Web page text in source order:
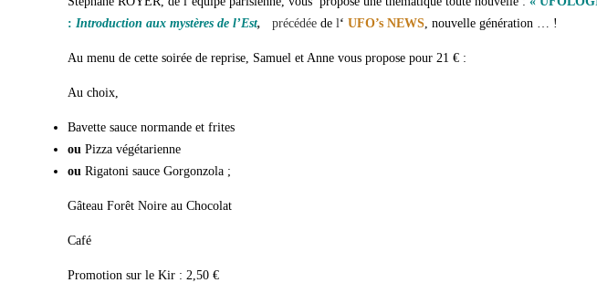
: Introduction aux mystères de l’Est, précédée de l‘ UFO’s NEWS, nouvelle génération … !
Au menu de cette soirée de reprise, Samuel et Anne vous propose pour 21 € :
Au choix,
Bavette sauce normande et frites
ou Pizza végétarienne
ou Rigatoni sauce Gorgonzola ;
Gâteau Forêt Noire au Chocolat
Café
Promotion sur le Kir : 2,50 €